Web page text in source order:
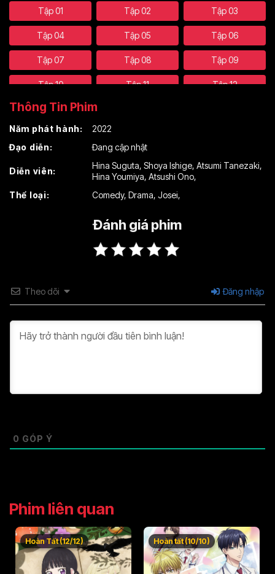
Tập 01 Tập 02 Tập 03
Tập 04 Tập 05 Tập 06
Tập 07 Tập 08 Tập 09
Tập 10 Tập 11 Tập 12
Thông Tin Phim
Năm phát hành:
2022
Đạo diễn:
Đang cập nhật
Diễn viên:
Hina Suguta, Shoya Ishige, Atsumi Tanezaki,
Hina Youmiya, Atsushi Ono,
Thể loại:
Comedy, Drama, Josei,
Đánh giá phim
Theo dõi Đăng nhập
0 GÓP Ý
Phim liên quan
Hoàn Tất (12/12) Hoàn tất (10/10)